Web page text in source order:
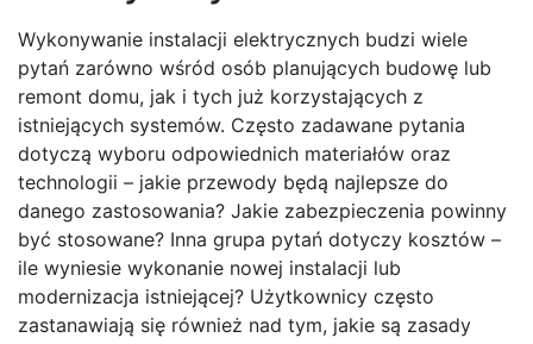
Wykonywanie instalacji elektrycznych budzi wiele
pytań zarówno wśród osób planujących budowę lub
remont domu, jak i tych już korzystających z
istniejących systemów. Często zadawane pytania
dotyczą wyboru odpowiednich materiałów oraz
technologii – jakie przewody będą najlepsze do
danego zastosowania? Jakie zabezpieczenia powinny
być stosowane? Inna grupa pytań dotyczy kosztów –
ile wyniesie wykonanie nowej instalacji lub
modernizacja istniejącej? Użytkownicy często
zastanawiają się również nad tym, jakie są zasady